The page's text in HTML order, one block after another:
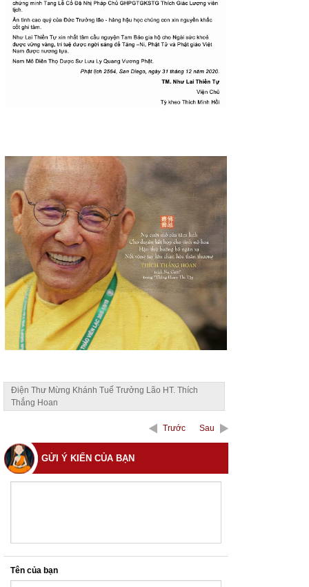
Điện Thư Mừng Khánh Tuế Trưởng Lão HT. Thích
Thắng Hoan
Trước Sau
GỬI Ý KIẾN CỦA BẠN
Tên của bạn